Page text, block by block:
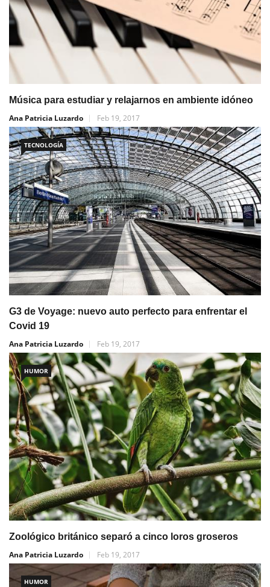
Música para estudiar y relajarnos en ambiente idóneo
Ana Patricia Luzardo
Feb 19, 2017
TECNOLOGÍA
G3 de Voyage: nuevo auto perfecto para enfrentar el
Covid 19
Ana Patricia Luzardo
Feb 19, 2017
HUMOR
Zoológico británico separó a cinco loros groseros
Ana Patricia Luzardo
Feb 19, 2017
HUMOR